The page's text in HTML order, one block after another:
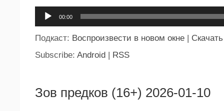
00:00
Подкаст: Воспроизвести в новом окне
Скачать
Subscribe: Android RSS
Зов предков (16+) 2026-01-10